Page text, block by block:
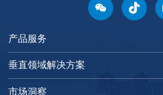
产品服务
垂直领域解决方案
市场洞察